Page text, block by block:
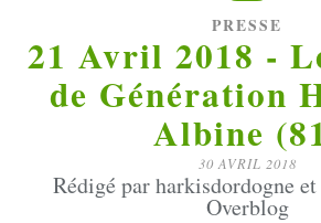
PRESSE
21 Avril 2018 -
de Génération
Albine
30 AVRIL 2018
Rédigé par harkisdordogne
Overblog